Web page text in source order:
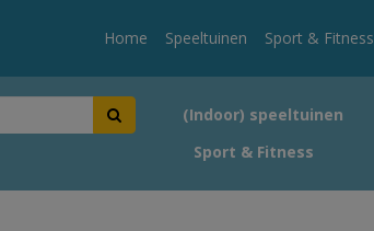
Home Speeltuinen Sport & Fitness
(Indoor) speeltuinen
Sport & Fitness